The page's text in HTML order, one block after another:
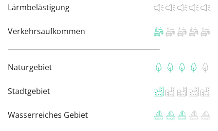
Lärmbelästigung
Verkehrsaufkommen
Naturgebiet
Stadtgebiet
Wasserreiches Gebiet